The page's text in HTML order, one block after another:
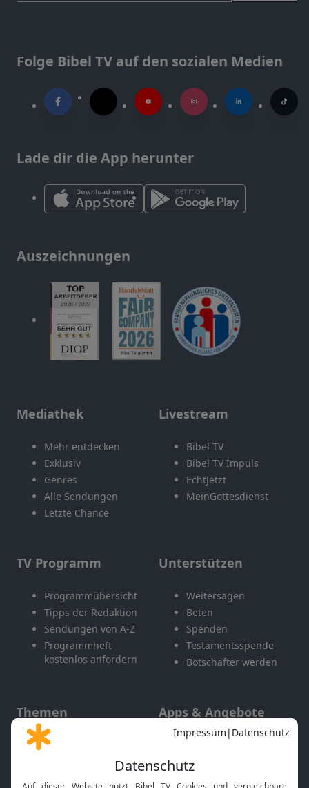
Folge Bibel TV auf den sozialen Medien
Lade dir die App herunter
Auszeichnungen
Mediathek
Mehr entdecken
Exklusiv
Genres
Alle Sendungen
Letzte Chance
Livestream
Bibel TV
Bibel TV Impuls
EchtJetzt
MeinGottesdienst
TV Programm
Programmübersicht
Tipps der Redaktion
Sendungen von A-Z
Programmheft
kostenlos anfordern
Unterstützen
Weitersagen
Beten
Spenden
Testamentsspende
Botschafter werden
Themen
Gott und Bibel erklärt
Apps & Angebote
Mobile App